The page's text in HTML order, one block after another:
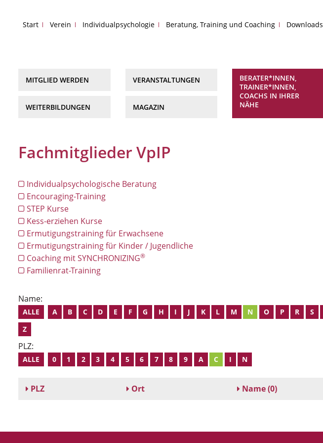
Start Verein Individualpsychologie Beratung, Training und Coaching Downloads
MITGLIED WERDEN
WEITERBILDUNGEN
VERANSTALTUNGEN
MAGAZIN
BERATER*INNEN,
TRAINER*INNEN,
COACHS IN IHRER
NÄHE
Fachmitglieder VpIP
Individualpsychologische Beratung
Encouraging-Training
STEP Kurse
Kess-erziehen Kurse
Ermutigungstraining für Erwachsene
Ermutigungstraining für Kinder / Jugendliche
Coaching mit SYNCHRONIZING®
Familienrat-Training
Name:
ALLE A B C D E F G H I J K L M N O P R S
Z
PLZ:
ALLE 0 1 2 3 4 5 6 7 8 9 A C I N
PLZ Ort Name(0)